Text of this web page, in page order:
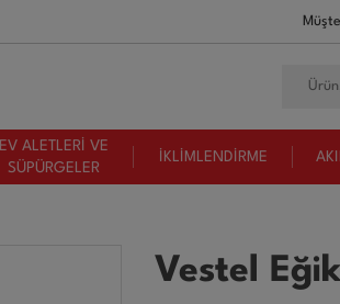
EV ALETLERİ VE
SÜPÜRGELER
İKLİMLENDİRME
Vestel